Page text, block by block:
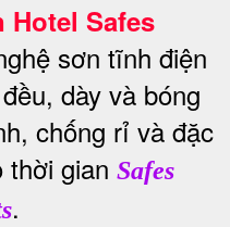
Hotel Safes
sơn tĩnh điện
dày và bóng
chống rỉ và đặc
thời gian Safes
.